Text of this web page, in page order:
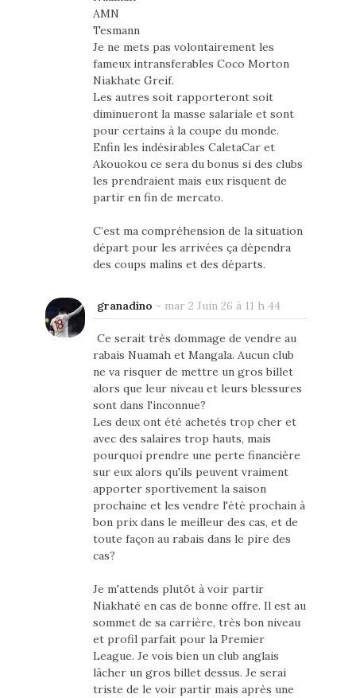
AMN
Tesmann
Je ne mets pas volontairement les
fameux intransferables Coco Morton
Niakhate Greif.
Les autres soit rapporteront soit
diminueront la masse salariale et sont
pour certains à la coupe du monde.
Enfin les indésirables CaletaCar et
Akouokou ce sera du bonus si des clubs
les prendraient mais eux risquent de
partir en fin de mercato.
C’est ma compréhension de la situation
départ pour les arrivées ça dépendra
des coups malins et des départs.
granadino - mar 2 Juin 26 à 11 h 44
Ce serait très dommage de vendre au
rabais Nuamah et Mangala. Aucun club
ne va risquer de mettre un gros billet
alors que leur niveau et leurs blessures
sont dans l'inconnue?
Les deux ont été achetés trop cher et
avec des salaires trop hauts, mais
pourquoi prendre une perte financière
sur eux alors qu'ils peuvent vraiment
apporter sportivement la saison
prochaine et les vendre l'été prochain à
bon prix dans le meilleur des cas, et de
toute façon au rabais dans le pire des
cas?
Je m'attends plutôt à voir partir
Niakhaté en cas de bonne offre. Il est au
sommet de sa carrière, très bon niveau
et profil parfait pour la Premier
League. Je vois bien un club anglais
lâcher un gros billet dessus. Je serai
triste de le voir partir mais après une